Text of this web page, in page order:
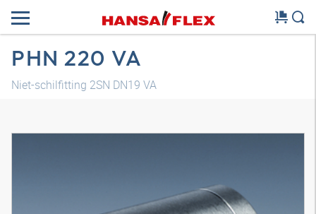
PHN 220 VA
Niet-schilfitting 2SN DN19 VA